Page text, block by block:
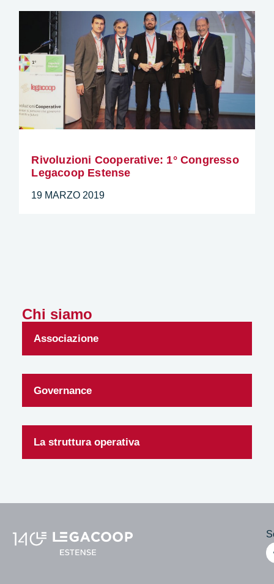
Rivoluzioni Cooperative: 1° Congresso
Legacoop Estense
19 MARZO 2019
Chi siamo
Associazione
Governance
La struttura operativa